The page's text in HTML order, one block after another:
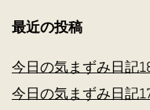
最近の投稿
今日の気まずみ日記
今日の気まずみ日記